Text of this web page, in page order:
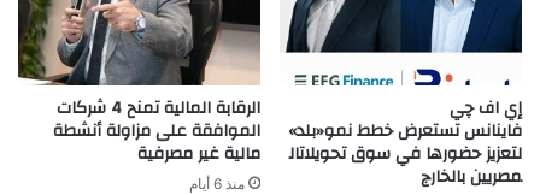
إي اف چي
فاينانس تستعرض خطط نمو«بلد»
لتعزيز حضورها في سوق تحويلاتال
مصريين بالخارج
الرقابة المالية تمنح 4 شركات
الموافقة على مزاولة أنشطة
مالية غير مصرفية
منذ 6 أيام